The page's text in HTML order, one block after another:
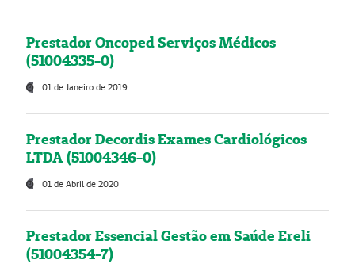
Prestador Oncoped Serviços Médicos
(51004335-0)
01 de Janeiro de 2019
Prestador Decordis Exames Cardiológicos
LTDA (51004346-0)
01 de Abril de 2020
Prestador Essencial Gestão em Saúde Ereli
(51004354-7)